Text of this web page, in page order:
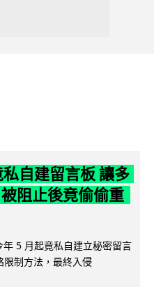
自建留言板 讓多
阻止後竟偷偷重
5 月起竟私自建立秘密留言
制方法，最終入侵